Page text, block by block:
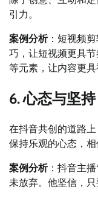
引力。
案例分析：短视频
巧，让短视频更具
等元素，让内容更具
6. 心态与坚
在抖音共创的道路
保持乐观的心态，相
案例分析：抖音主播
未放弃。他坚信，